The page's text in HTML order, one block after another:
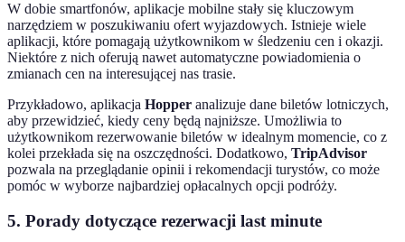
W dobie smartfonów, aplikacje mobilne stały się kluczowym
narzędziem w poszukiwaniu ofert wyjazdowych. Istnieje wiele
aplikacji, które pomagają użytkownikom w śledzeniu cen i okazji.
Niektóre z nich oferują nawet automatyczne powiadomienia o
zmianach cen na interesującej nas trasie.
Przykładowo, aplikacja Hopper analizuje dane biletów lotniczych,
aby przewidzieć, kiedy ceny będą najniższe. Umożliwia to
użytkownikom rezerwowanie biletów w idealnym momencie, co z
kolei przekłada się na oszczędności. Dodatkowo, TripAdvisor
pozwala na przeglądanie opinii i rekomendacji turystów, co może
pomóc w wyborze najbardziej opłacalnych opcji podróży.
5. Porady dotyczące rezerwacji last minute